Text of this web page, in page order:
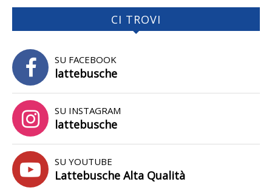
CI TROVI
SU FACEBOOK
lattebusche
SU INSTAGRAM
lattebusche
SU YOUTUBE
Lattebusche Alta Qualità